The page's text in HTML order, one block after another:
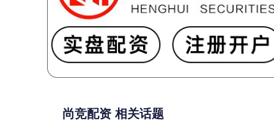
尚竞配资 相关话题